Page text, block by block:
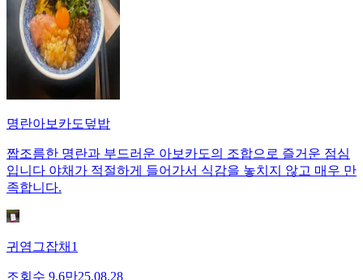
명란아보카도덮밥
짭조름한 명란과 부드러운 아보카도의 조합으로 즐거운 점심
입니다 야채가 적절하게 들어가서 식감을 놓치지 않고 매우 만
족합니다.
귀염그잡채1
조회수 9.6만25.08.28